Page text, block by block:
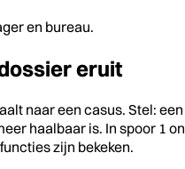
en bureau.
eruit
naar een casus. Stel:
haalbaar is. In spoor 1
zijn bekeken.